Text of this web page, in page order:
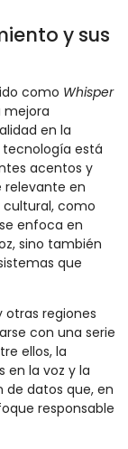
y sus
como Whisper
mejora
en la
está
acentos y
relevante en
cultural, como
enfoca en
sino también
que
otras regiones
con una serie
ellos, la
en la voz y la
datos que, en
responsable